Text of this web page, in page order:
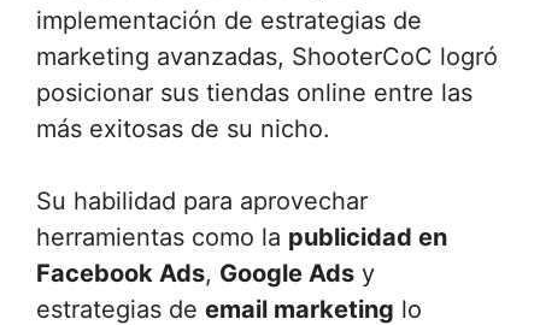
implementación de estrategias de
marketing avanzadas, ShooterCoC logró
posicionar sus tiendas online entre las
más exitosas de su nicho.
Su habilidad para aprovechar
herramientas como la publicidad en
Facebook Ads, Google Ads y
estrategias de email marketing lo